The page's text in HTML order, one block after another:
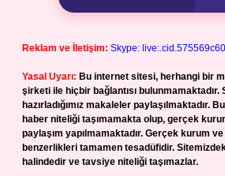
Reklam ve İletişim: Skype:
Yasal Uyarı: Bu internet sitesi, herhangi bir
şirketi ile hiçbir bağlantısı bulunmamaktadır.
hazırladığımız makaleler paylaşılmaktadır.
haber niteliği taşımamakta olup, gerçek
paylaşım yapılmamaktadır. Gerçek kurum
benzerlikleri tamamen tesadüfidir.
halindedir ve tavsiye niteliği taşımazlar.